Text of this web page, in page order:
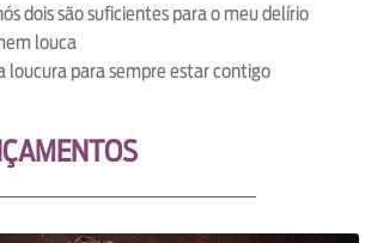
dois são suficientes para o meu delírio
louca
loucura para sempre estar contigo